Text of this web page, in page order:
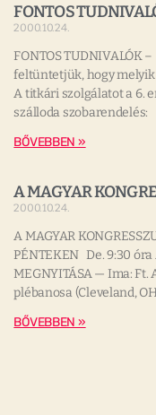
FONTOS
2000.10.24.
FONTOS
feltüntetjük, hogy
A titkári szolgálatot a
szálloda szobarendelés:
BŐVEBBEN »
A MAGYAR
2000.10.24.
A MAGYAR
PÉNTEKEN De. 9:30 óra
MEGNYITÁSA — Ima: Ft.
plébanosa (Cleveland,
BŐVEBBEN »